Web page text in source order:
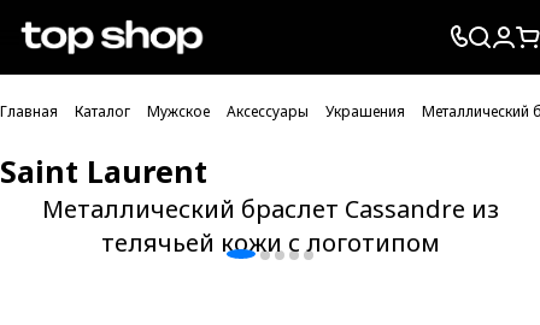
Проверка хлебных крошек
Главная Каталог Мужское Аксессуары Украшения Металлический
Saint Laurent
Металлический браслет Cassandre из
телячьей кожи с логотипом